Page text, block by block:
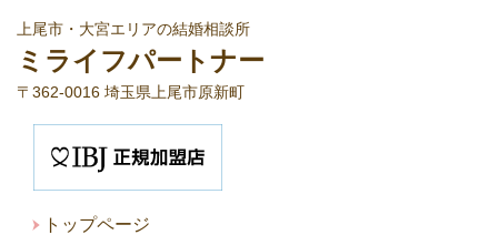
上尾市・大宮エリアの結婚相談所
ミライフパートナー
〒362-0016 埼玉県上尾市原新町
ト ップページ